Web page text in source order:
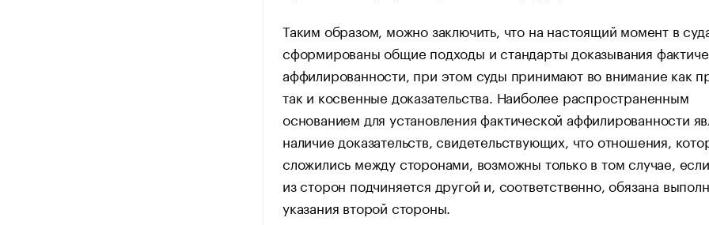
Таким образом, можно заключить, что на настоящий момент в
сформированы общие подходы и стандарты доказывания
аффилированности, при этом суды принимают во внимание как
так и косвенные доказательства. Наиболее распространенным
основанием для установления фактической аффилированности
наличие доказательств, свидетельствующих, что отношения,
сложились между сторонами, возможны только в том случае,
из сторон подчиняется другой и, соответственно, обязана
указания второй стороны.